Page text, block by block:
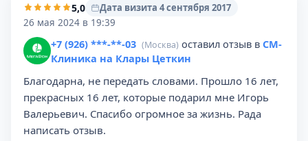
5,0
Дата визита 4 сентября 2017
26 мая 2024 в 19:39
+7 (926) ***-**-03 (Москва) оставил отзыв в СМ-
Клиника на Клары Цеткин
Благодарна, не передать словами. Прошло 16 лет,
прекрасных 16 лет, которые подарил мне Игорь
Валерьевич. Спасибо огромное за жизнь. Рада
написать отзыв.